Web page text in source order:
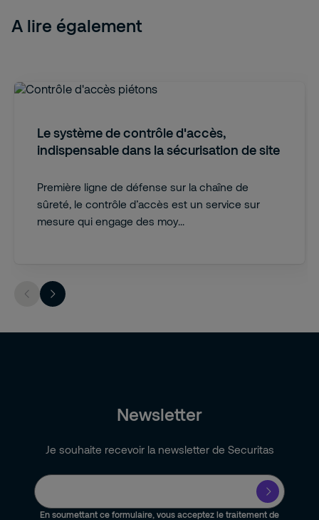
A lire également
Le système de contrôle d'accès,
indispensable dans la sécurisation de site
Première ligne de défense sur la chaîne de
sûreté, le contrôle d’accès est un service sur
mesure qui engage des moy...
Newsletter
Je souhaite recevoir la newsletter de Securitas
En soumettant ce formulaire, vous acceptez le traitement de